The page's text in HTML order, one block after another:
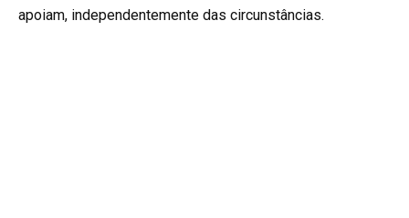
apoiam, independentemente das circunstâncias.